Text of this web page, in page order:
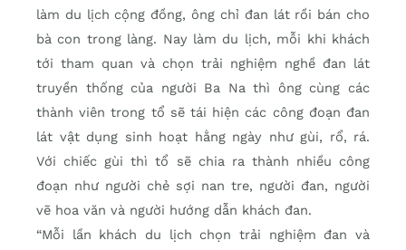
làm du lịch cộng đồng, ông chỉ đan lát rồi bán cho
bà con trong làng. Nay làm du lịch, mỗi khi khách
tới tham quan và chọn trải nghiệm nghề đan lát
truyền thống của người Ba Na thì ông cùng các
thành viên trong tổ sẽ tái hiện các công đoạn đan
lát vật dụng sinh hoạt hằng ngày như gùi, rổ, rá.
Với chiếc gùi thì tổ sẽ chia ra thành nhiều công
đoạn như người chẻ sợi nan tre, người đan, người
vẽ hoa văn và người hướng dẫn khách đan.
“Mỗi lần khách du lịch chọn trải nghiệm đan và